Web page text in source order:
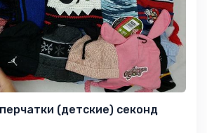
(детские) секонд